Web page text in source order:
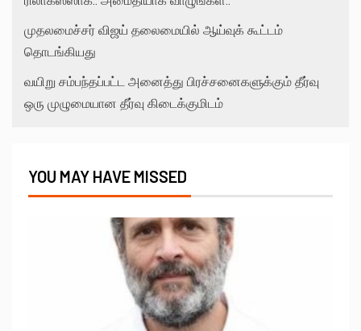
முதலமைச்சர் விஜய் தலைமையில் ஆய்வுக் கூட்டம்
தொடங்கியது
வயிறு சம்பந்தப்பட்ட அனைத்து பிரச்சனைகளுக்கும் தீர்வு
ஒரு முழுமையான தீர்வு கிடைக்குமிடம்
YOU MAY HAVE MISSED